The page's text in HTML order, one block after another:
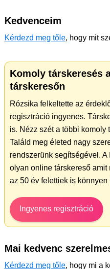
Kedvenceim
Kérdezd meg tőle, hogy mit
Komoly társkeresés
társkeresőn
Rózsika felkeltette az
regisztráció ingyenes.
is. Nézz szét a többi komoly
Találd meg életed nagy
rendszerünk segítségével.
olyan online társkereső
az 50 év felettiek is könnyen
Ingyenes regisztráció
Mai kedvenc
Kérdezd meg tőle, hogy mi a